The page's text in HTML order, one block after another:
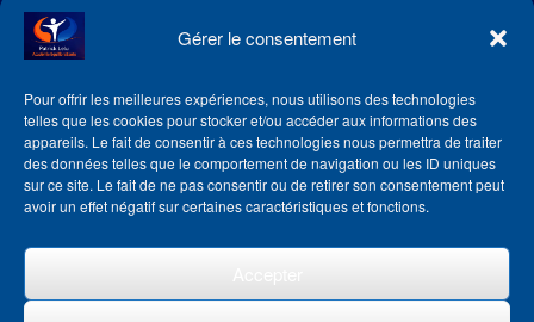
Gérer le consentement
Pour offrir les meilleures expériences, nous utilisons des technologies
telles que les cookies pour stocker et/ou accéder aux informations des
appareils. Le fait de consentir à ces technologies nous permettra de traiter
des données telles que le comportement de navigation ou les ID uniques
sur ce site. Le fait de ne pas consentir ou de retirer son consentement peut
avoir un effet négatif sur certaines caractéristiques et fonctions.
Suivez l’Académie EquilibreSante